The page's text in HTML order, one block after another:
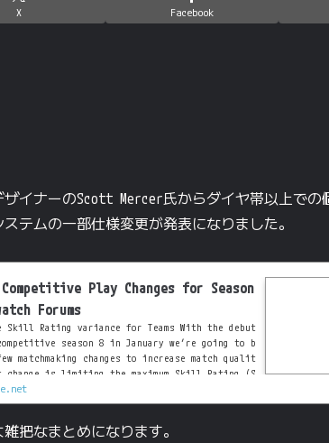
X Facebook
ザイナーのScott Mercer氏からダイヤ帯以上での
テムの一部仕様変更が発表になりました。
Competitive Play Changes for Season
Forums
Skill Rating variance for Teams With the debut
season 8 in January we’re going to b
matchmaking changes to increase match qualit
is limiting the maximum Skill Rating (S
between the highest SR player on a team and t
player on the same team. This will especially
typically fewer players available. If a player
把なまとめになります。